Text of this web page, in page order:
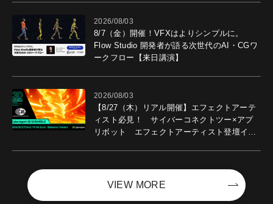
2026/08/03
8/7（金）開催！VFXはよりシンプルに。
Flow Studio 開発者が語る次世代のAI・CGワ
ークフロー【来日講演】
2026/08/03
【8/27（木）リアル開催】エフェクトアーテ
ィスト必見！ サイバーコネクトツー×アプ
リボット エフェクトアーティスト登壇イベ
VIEW MORE